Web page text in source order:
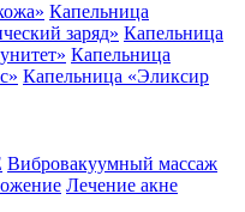
Капельница
заряд» Капельница
Капельница
Капельница «Эликсир
Вибровакуумный массаж
Лечение акне